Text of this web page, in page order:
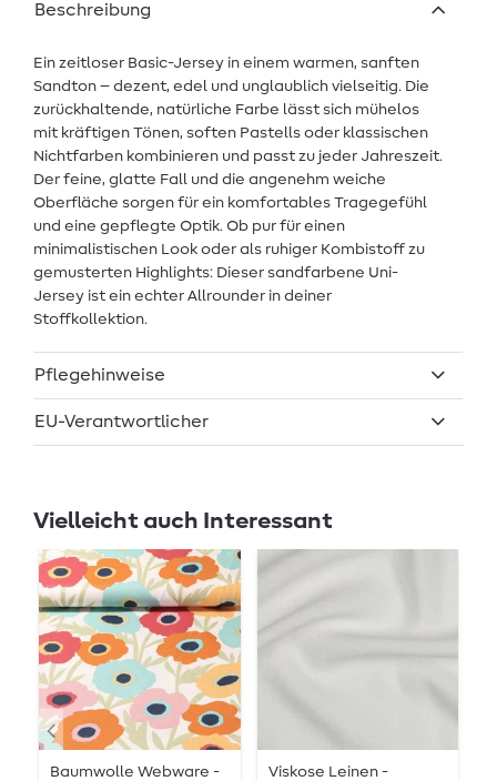
Beschreibung
Ein zeitloser Basic-Jersey in einem warmen, sanften
Sandton – dezent, edel und unglaublich vielseitig. Die
zurückhaltende, natürliche Farbe lässt sich mühelos
mit kräftigen Tönen, soften Pastells oder klassischen
Nichtfarben kombinieren und passt zu jeder Jahreszeit.
Der feine, glatte Fall und die angenehm weiche
Oberfläche sorgen für ein komfortables Tragegefühl
und eine gepflegte Optik. Ob pur für einen
minimalistischen Look oder als ruhiger Kombistoff zu
gemusterten Highlights: Dieser sandfarbene Uni-
Jersey ist ein echter Allrounder in deiner
Stoffkollektion.
Pflegehinweise
EU-Verantwortlicher
Vielleicht auch Interessant
Baumwolle Webware -
Viskose Leinen -